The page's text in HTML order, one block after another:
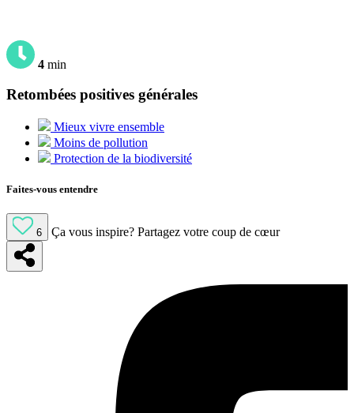
4 min
Retombées positives générales
Mieux vivre ensemble
Moins de pollution
Protection de la biodiversité
Faites-vous entendre
6 Ça vous inspire? Partagez votre coup de cœur